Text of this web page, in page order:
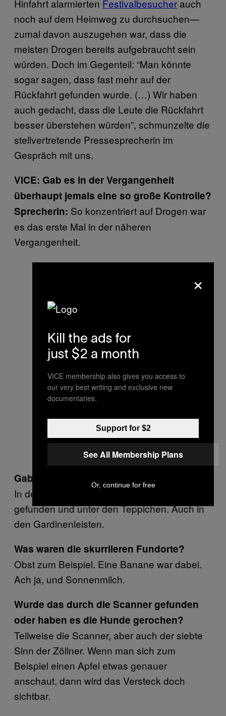
Hinfahrt alarmierten Festivalbesucher auch
noch auf dem Heimweg zu durchsuchen—
zumal davon auszugehen war, dass die
meisten Drogen bereits aufgebraucht sein
würden. Doch im Gegenteil: “Man könnte
sogar sagen, dass fast mehr auf der
Rückfahrt gefunden wurde. (…) Wir haben
auch gedacht, dass die Leute die Rückfahrt
besser überstehen würden”, schmunzelte die
stellvertretende Pressesprecherin im
Gespräch mit uns.
VICE: Gab es in der Vergangenheit
überhaupt jemals eine so große Kontrolle?
Sprecherin: So konzentriert auf Drogen war
es das erste Mal in der näheren
Vergangenheit.
Gab es typische Verstecke?
In den Bussen wurde viel unter den Sitzen
gefunden und unter den Teppichen. Auch in
den Gardinenleisten.
Was waren die skurrileren Fundorte?
Obst zum Beispiel. Eine Banane war dabei.
Ach ja, und Sonnenmilch.
Wurde das durch die Scanner gefunden
oder haben es die Hunde gerochen?
Teilweise die Scanner, aber auch der siebte
Sinn der Zöllner. Wenn man sich zum
Beispiel einen Apfel etwas genauer
anschaut, dann wird das Versteck doch
sichtbar.
×
Kill the ads for
just $2 a month
VICE membership also gives you access to
our very best writing and exclusive new
documentaries.
Support for $2
See All Membership Plans
Or, continue for free